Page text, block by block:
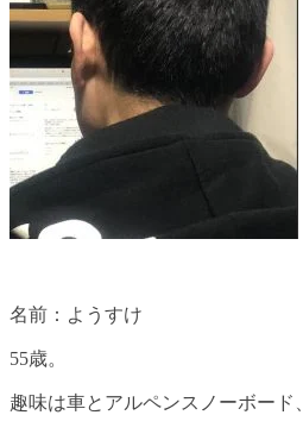
名前：ようすけ
55歳。
趣味は車とアルペンスノーボード